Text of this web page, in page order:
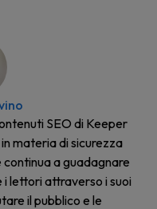
SEO di Keeper
materia di sicurezza
a guadagnare
lettori attraverso i suoi
il pubblico e le